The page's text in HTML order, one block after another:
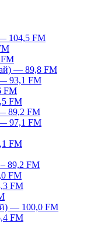
104,5 FM
— 89,8 FM
93,1 FM
FM
FM
89,2 FM
97,1 FM
FM
89,2 FM
FM
FM
— 100,0 FM
FM